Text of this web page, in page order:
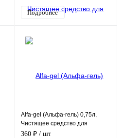
Подробнее
Alfa-gel (Альфа-гель) 0,75л,
Чистящее средство для
санузлов и сантехники
360 ₽ / шт